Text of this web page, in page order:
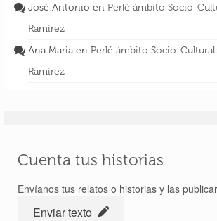
José Antonio en Perlé ámbito Socio-
Ramírez
Ana Maria en Perlé ámbito Socio-
Ramírez
Cuenta tus historias
Envíanos tus relatos o historias y las
Enviar texto